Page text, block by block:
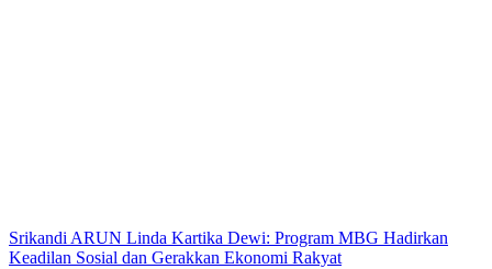
Srikandi ARUN Linda Kartika Dewi: Program MBG Hadirkan
Keadilan Sosial dan Gerakkan Ekonomi Rakyat